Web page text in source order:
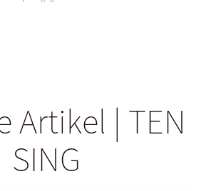
Artikel | TEN
SING